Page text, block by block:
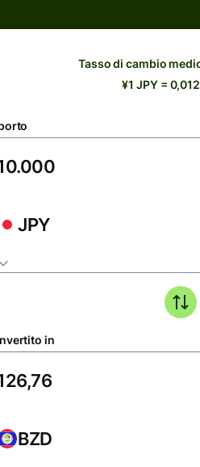
Tasso di cambio
¥1 JPY =
JPY
in
BZD